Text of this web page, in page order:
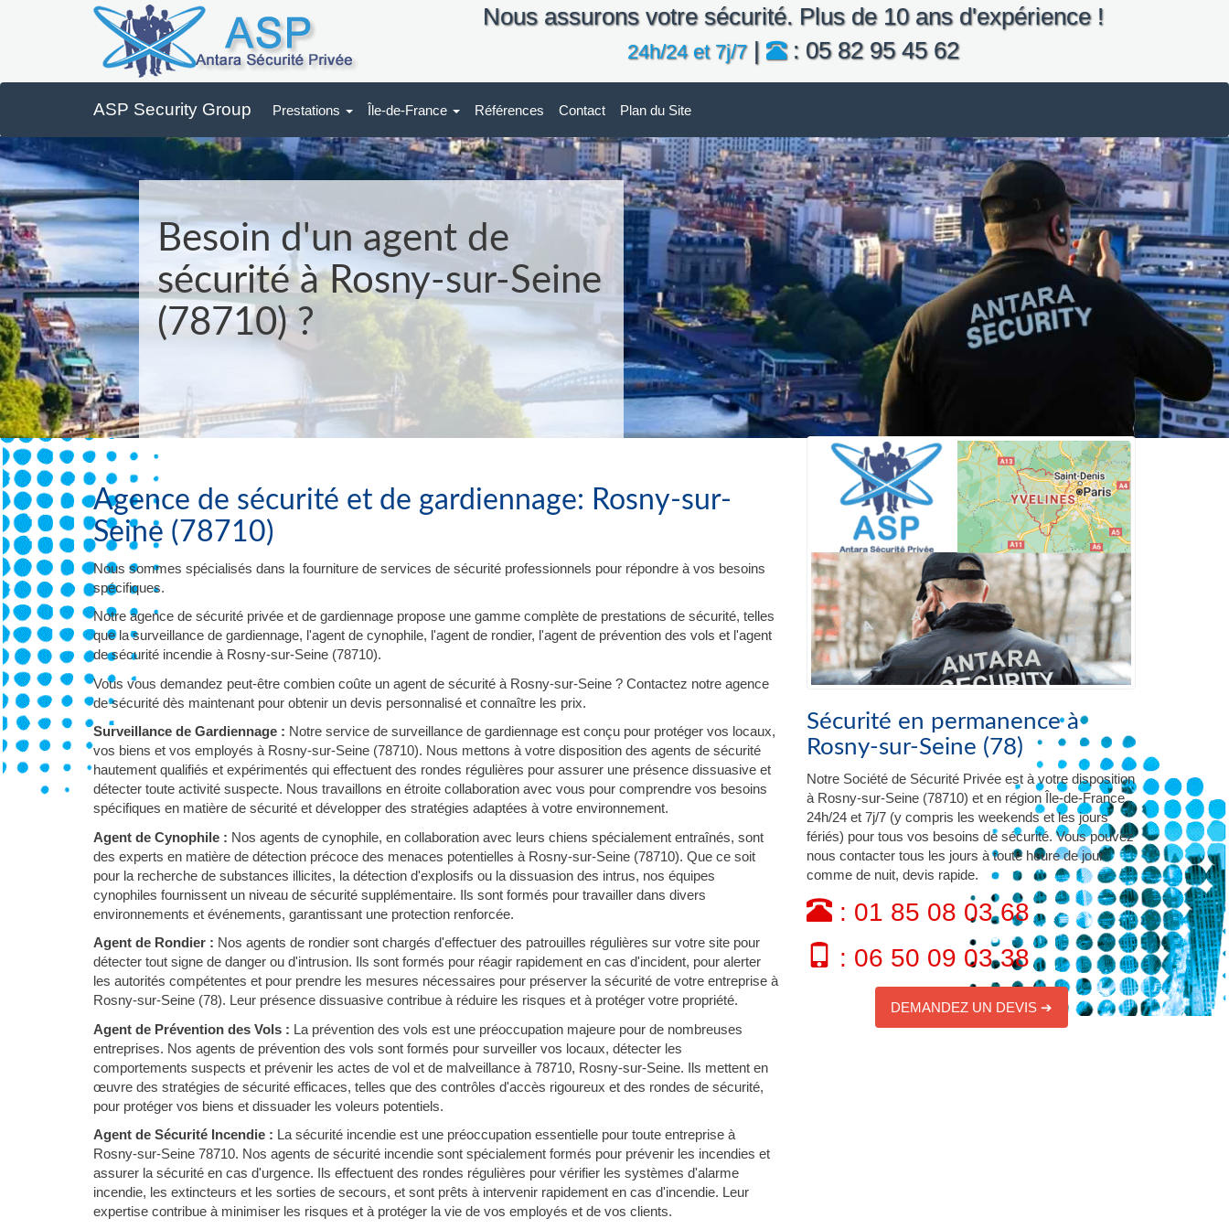
Nous assurons votre sécurité. Plus de 10 ans d'expérience !
24h/24 et 7j/7| : 05 82 95 45 62
ASP Security Group Prestations Île-de-France Références Contact Plan du Site
Besoin d'un agent de
sécurité à Rosny-sur-Seine
(78710) ?
Agence de sécurité et de gardiennage: Rosny-sur-
Seine (78710)
Nous sommes spécialisés dans la fourniture de services de sécurité professionnels pour répondre à vos besoins
spécifiques.
Notre agence de sécurité privée et de gardiennage propose une gamme complète de prestations de sécurité, telles
que la surveillance de gardiennage, l'agent de cynophile, l'agent de rondier, l'agent de prévention des vols et l'agent
de sécurité incendie à Rosny-sur-Seine (78710).
Vous vous demandez peut-être combien coûte un agent de sécurité à Rosny-sur-Seine ? Contactez notre agence
de sécurité dès maintenant pour obtenir un devis personnalisé et connaître les prix.
Surveillance de Gardiennage : Notre service de surveillance de gardiennage est conçu pour protéger vos locaux,
vos biens et vos employés à Rosny-sur-Seine (78710). Nous mettons à votre disposition des agents de sécurité
hautement qualifiés et expérimentés qui effectuent des rondes régulières pour assurer une présence dissuasive et
détecter toute activité suspecte. Nous travaillons en étroite collaboration avec vous pour comprendre vos besoins
spécifiques en matière de sécurité et développer des stratégies adaptées à votre environnement.
Agent de Cynophile : Nos agents de cynophile, en collaboration avec leurs chiens spécialement entraînés, sont
des experts en matière de détection précoce des menaces potentielles à Rosny-sur-Seine (78710). Que ce soit
pour la recherche de substances illicites, la détection d'explosifs ou la dissuasion des intrus, nos équipes
cynophiles fournissent un niveau de sécurité supplémentaire. Ils sont formés pour travailler dans divers
environnements et événements, garantissant une protection renforcée.
Agent de Rondier : Nos agents de rondier sont chargés d'effectuer des patrouilles régulières sur votre site pour
détecter tout signe de danger ou d'intrusion. Ils sont formés pour réagir rapidement en cas d'incident, pour alerter
les autorités compétentes et pour prendre les mesures nécessaires pour préserver la sécurité de votre entreprise à
Rosny-sur-Seine (78). Leur présence dissuasive contribue à réduire les risques et à protéger votre propriété.
Agent de Prévention des Vols : La prévention des vols est une préoccupation majeure pour de nombreuses
entreprises. Nos agents de prévention des vols sont formés pour surveiller vos locaux, détecter les
comportements suspects et prévenir les actes de vol et de malveillance à 78710, Rosny-sur-Seine. Ils mettent en
œuvre des stratégies de sécurité efficaces, telles que des contrôles d'accès rigoureux et des rondes de sécurité,
pour protéger vos biens et dissuader les voleurs potentiels.
Agent de Sécurité Incendie : La sécurité incendie est une préoccupation essentielle pour toute entreprise à
Rosny-sur-Seine 78710. Nos agents de sécurité incendie sont spécialement formés pour prévenir les incendies et
assurer la sécurité en cas d'urgence. Ils effectuent des rondes régulières pour vérifier les systèmes d'alarme
incendie, les extincteurs et les sorties de secours, et sont prêts à intervenir rapidement en cas d'incendie. Leur
expertise contribue à minimiser les risques et à protéger la vie de vos employés et de vos clients.
Sécurité en permanence à
Rosny-sur-Seine (78)
Notre Société de Sécurité Privée est à votre disposition
à Rosny-sur-Seine (78710) et en région Île-de-France
24h/24 et 7j/7 (y compris les weekends et les jours
fériés) pour tous vos besoins de sécurité. Vous pouvez
nous contacter tous les jours à toute heure de jour
comme de nuit, devis rapide.
: 01 85 08 03 68
: 06 50 09 03 38
DEMANDEZ UN DEVIS ➔